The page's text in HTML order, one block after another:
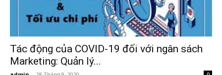
Tác động của COVID-19 đối với ngân sách
Marketing: Quản lý...